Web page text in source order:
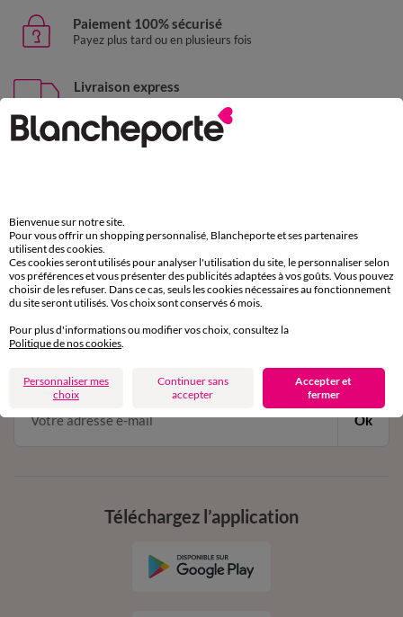
Paiement 100% sécurisé
Payez plus tard ou en plusieurs fois
Livraison express
domicile, relais, consignes automatiques
Retours gratuits
par chat et par téléphone
de 8h00 à 20h00 du lundi au samedi
11€ Offerts
en vous inscrivant à la newsletter
conditions dans votre email de confirmation
Ok
Téléchargez l’application
Bienvenue sur notre site.
Pour vous offrir un shopping personnalisé, Blancheporte et ses partenaires
utilisent des cookies.
Ces cookies seront utilisés pour analyser l'utilisation du site, le personnaliser selon
vos préférences et vous présenter des publicités adaptées à vos goûts. Vous pouvez
choisir de les refuser. Dans ce cas, seuls les cookies nécessaires au fonctionnement
du site seront utilisés. Vos choix sont conservés 6 mois.
Pour plus d'informations ou modifier vos choix, consultez la
Politique de nos cookies
Personnaliser mes
choix
Continuer sans
accepter
Accepter et
fermer